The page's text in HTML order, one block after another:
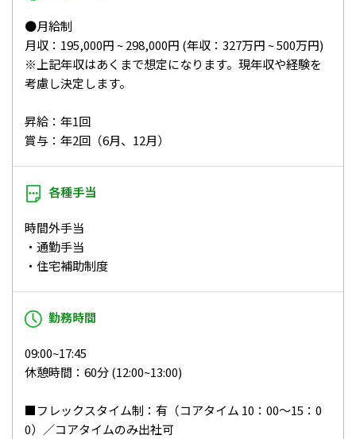
●月給制
月収：195,000円 ~ 298,000円 (年収：327万円 ~ 500万円)
※上記年収はあくまで想定になります。現年収や経験を
考慮し決定します。
昇給：年1回
賞与：年2回（6月、12月）
各種手当
時間外手当
・通勤手当
・住宅補助制度
勤務時間
09:00~17:45
休憩時間：60分 (12:00~13:00)
■フレックスタイム制：有（コアタイム 10：00～15：0
0）／コアタイムのみ出社可